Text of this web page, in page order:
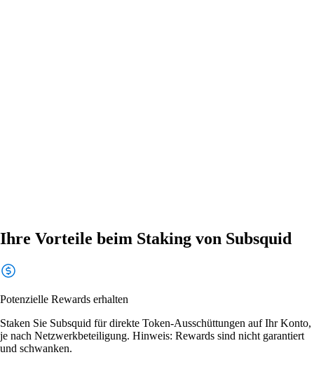
Ihre Vorteile beim Staking von Subsquid
Potenzielle Rewards erhalten
Staken Sie Subsquid für direkte Token-Ausschüttungen auf Ihr Konto,
je nach Netzwerkbeteiligung. Hinweis: Rewards sind nicht garantiert
und schwanken.